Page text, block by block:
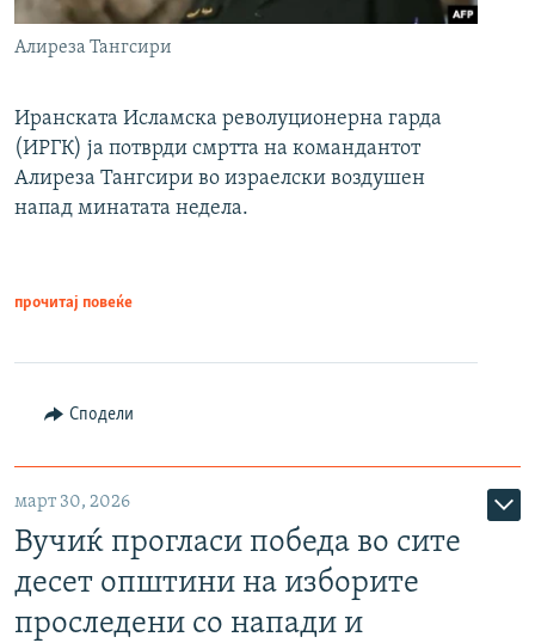
Алиреза Тангсири
Иранската Исламска револуционерна гарда
(ИРГК) ја потврди смртта на командантот
Алиреза Тангсири во израелски воздушен
напад минатата недела.
прочитај повеќе
Сподели
март 30, 2026
Вучиќ прогласи победа во сите
десет општини на изборите
проследени со напади и